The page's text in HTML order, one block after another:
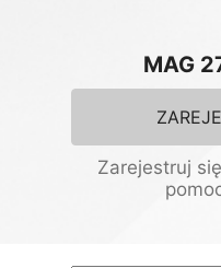
MAG
Zarejestruj